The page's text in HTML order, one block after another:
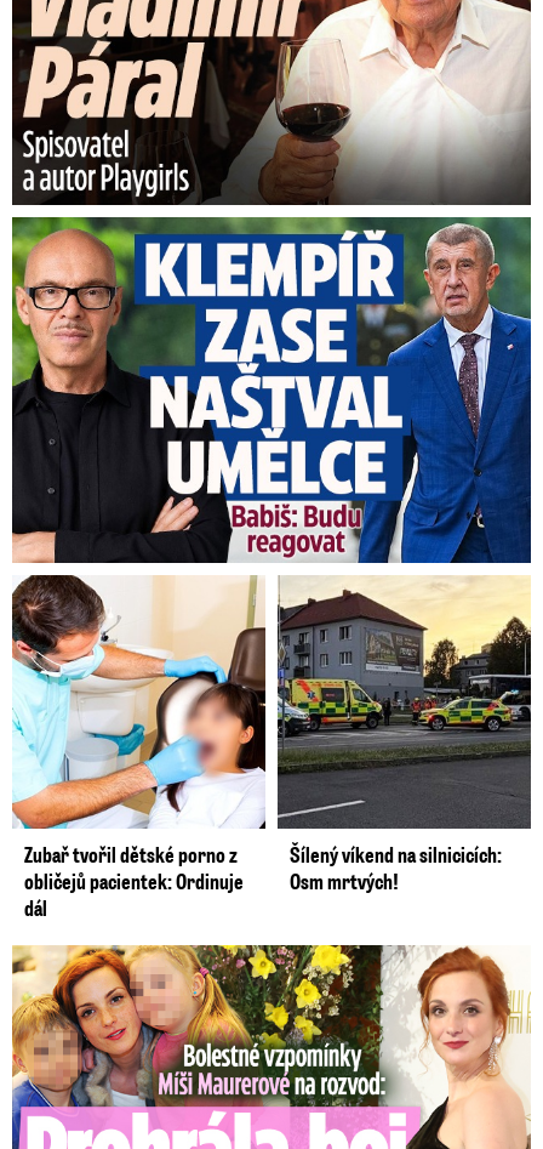
Umělci tepou Klempíře: „Zcela nepřijatelné.“
Zubař tvořil dětské porno z
obličejů pacientek: Ordinuje
dál
Šílený víkend na silnicicích:
Osm mrtvých!
Bolestné vzpomínky Míši Maurerové: Prohrála boj o dvojčata!